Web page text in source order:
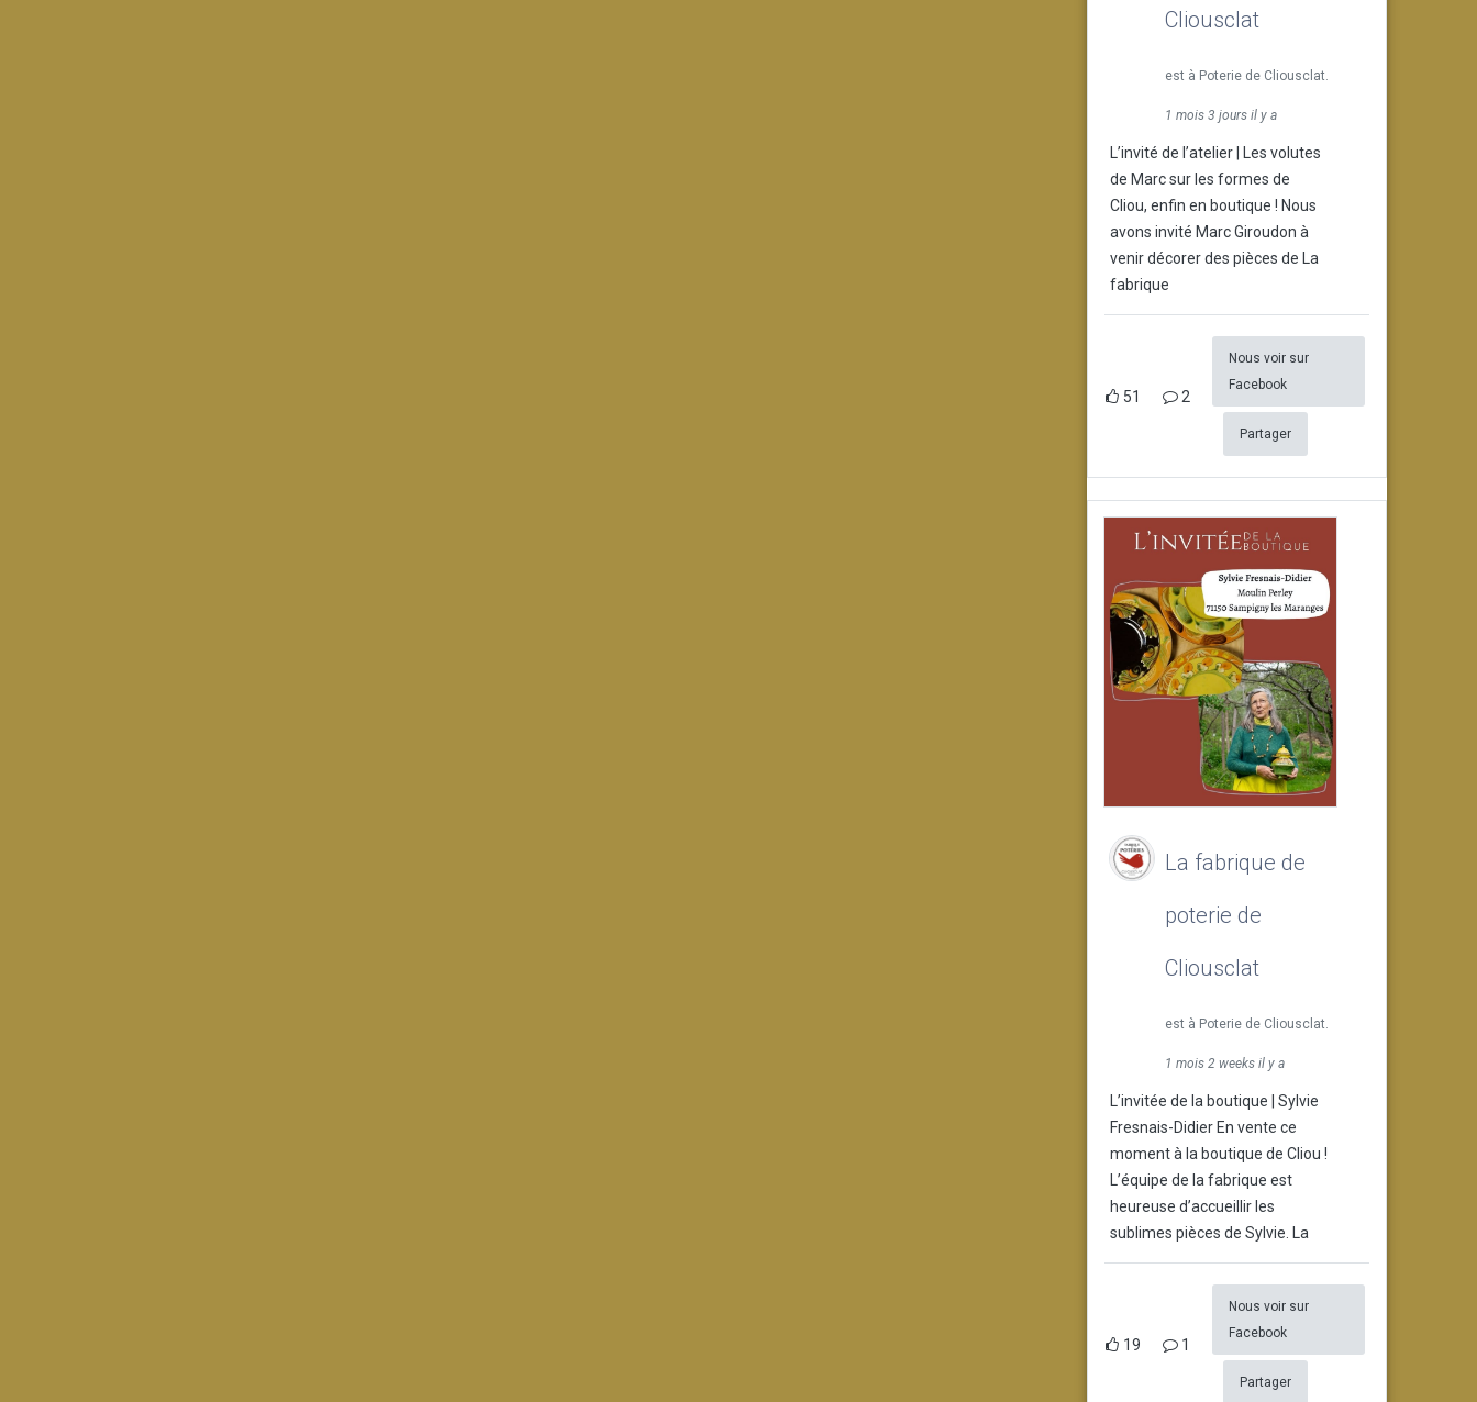
Cliousclat
est à Poterie de Cliousclat.
1 mois 3 jours il y a
L’invité de l’atelier | Les volutes
de Marc sur les formes de
Cliou, enfin en boutique ! Nous
avons invité Marc Giroudon à
venir décorer des pièces de La
fabrique
51 2
Nous voir sur
Facebook
Partager
La fabrique de
poterie de
Cliousclat
est à Poterie de Cliousclat.
1 mois 2 weeks il y a
L’invitée de la boutique | Sylvie
Fresnais-Didier En vente ce
moment à la boutique de Cliou !
L’équipe de la fabrique est
heureuse d’accueillir les
sublimes pièces de Sylvie. La
19 1
Nous voir sur
Facebook
Partager